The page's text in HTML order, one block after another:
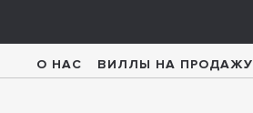
О НАС ВИЛЛЫ НА ПРОДАЖУ